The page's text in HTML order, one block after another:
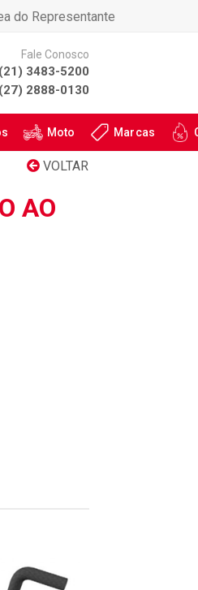
do Representante
Fale Conosco
3483-5200
2888-0130
Moto Marcas
VOLTAR
AO